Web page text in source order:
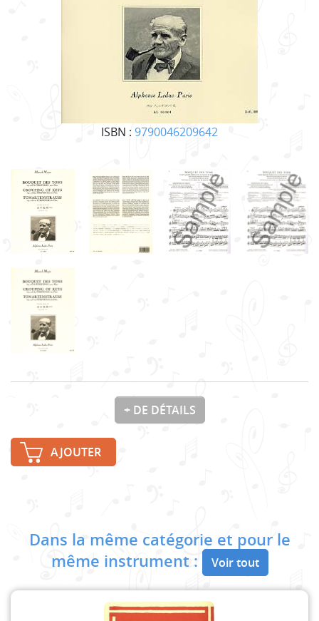
ISBN : 9790046209642
+ DE DÉTAILS
AJOUTER
Dans la même catégorie et pour le
même instrument :
Voir tout